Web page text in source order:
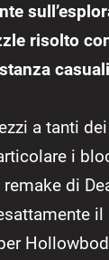
risolto
a tanti
i
di